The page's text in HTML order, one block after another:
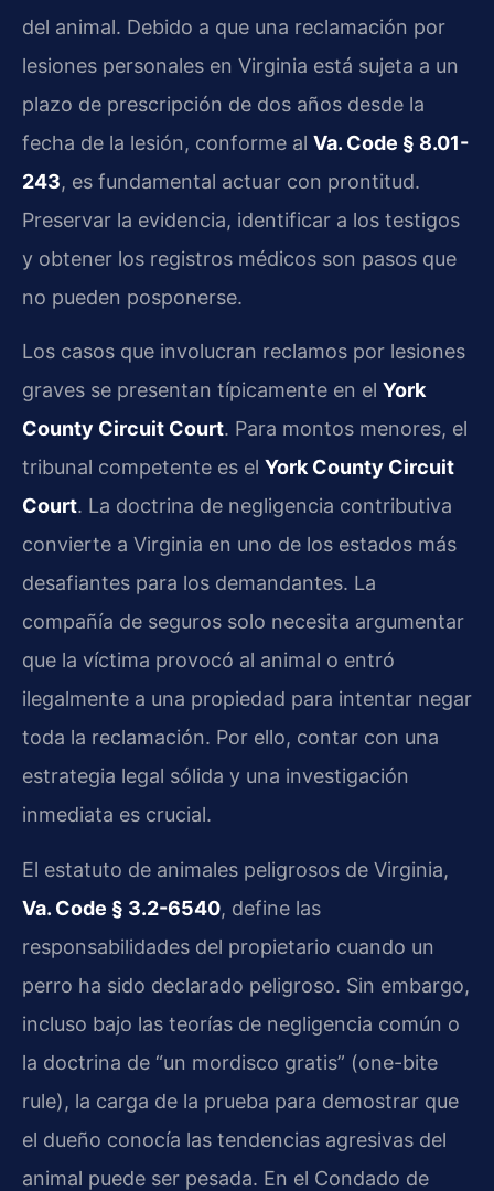
del animal. Debido a que una reclamación por
lesiones personales en Virginia está sujeta a un
plazo de prescripción de dos años desde la
fecha de la lesión, conforme al Va. Code § 8.01-
243, es fundamental actuar con prontitud.
Preservar la evidencia, identificar a los testigos
y obtener los registros médicos son pasos que
no pueden posponerse.
Los casos que involucran reclamos por lesiones
graves se presentan típicamente en el York
County Circuit Court. Para montos menores, el
tribunal competente es el York County Circuit
Court. La doctrina de negligencia contributiva
convierte a Virginia en uno de los estados más
desafiantes para los demandantes. La
compañía de seguros solo necesita argumentar
que la víctima provocó al animal o entró
ilegalmente a una propiedad para intentar negar
toda la reclamación. Por ello, contar con una
estrategia legal sólida y una investigación
inmediata es crucial.
El estatuto de animales peligrosos de Virginia,
Va. Code § 3.2-6540, define las
responsabilidades del propietario cuando un
perro ha sido declarado peligroso. Sin embargo,
incluso bajo las teorías de negligencia común o
la doctrina de “un mordisco gratis” (one-bite
rule), la carga de la prueba para demostrar que
el dueño conocía las tendencias agresivas del
animal puede ser pesada. En el Condado de